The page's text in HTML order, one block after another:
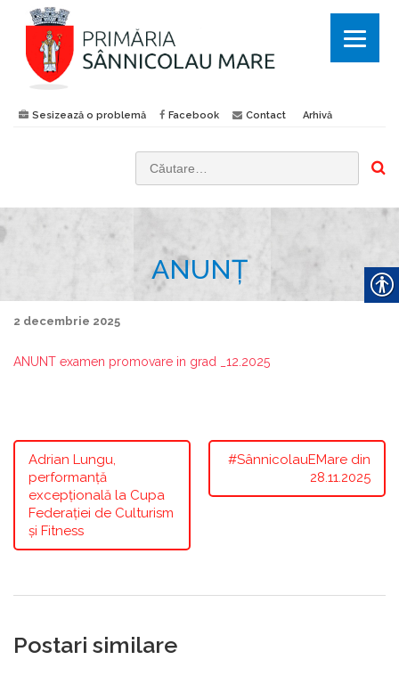
Sesizează o problemă Facebook Contact Arhivă
ă
ANUNȚ
2 decembrie 2025
ANUNT examen promovare in grad _12.2025
Adrian Lungu,
performanță
excepțională la Cupa
Federației de Culturism
și Fitness
#SânnicolauEMare din
28.11.2025
Postari similare